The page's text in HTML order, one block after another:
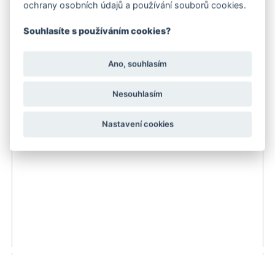
Rychlospojka Kärcher
2 898 Kč
ochrany osobních údajů a používání souborů cookies.
Souhlasíte s používáním cookies?
Ano, souhlasím
Nesouhlasím
Nastavení cookies